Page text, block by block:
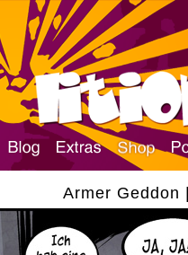
Armer Geddon